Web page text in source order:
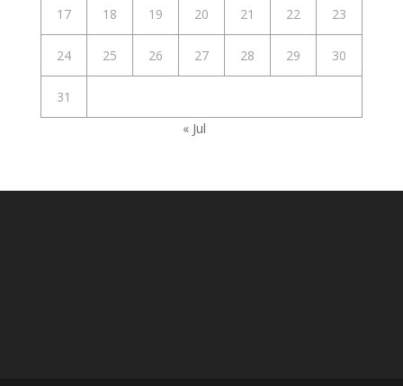
17 18 19 20 21 22 23
24 25 26 27 28 29 30
31
« Jul